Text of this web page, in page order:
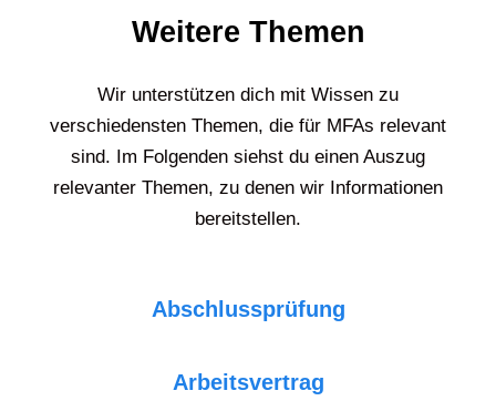
Weitere Themen
Wir unterstützen dich mit Wissen zu
verschiedensten Themen, die für MFAs relevant
sind. Im Folgenden siehst du einen Auszug
relevanter Themen, zu denen wir Informationen
bereitstellen.
Abschlussprüfung
Arbeitsvertrag